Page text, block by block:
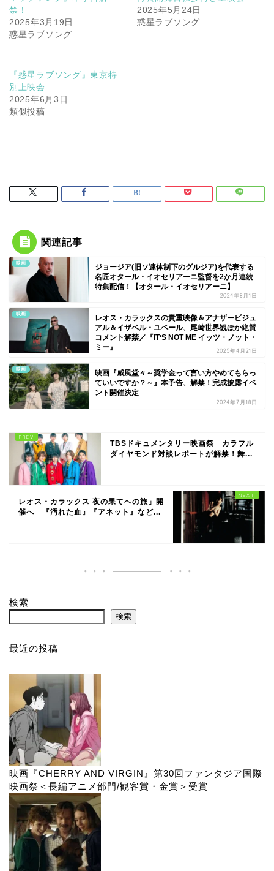
禁！
2025年3月19日
惑星ラブソング
2025年5月24日
惑星ラブソング
『惑星ラブソング』東京特
別上映会
2025年6月3日
類似投稿
関連記事
映画
ジョージア(旧ソ連体制下のグルジア)を代表する
名匠オタール・イオセリアーニ監督を2か月連続
特集配信！【オタール・イオセリアーニ】
2024年8月1日
映画
レオス・カラックスの貴重映像＆アナザービジュ
アル＆イザベル・ユペール、尾崎世界観ほか絶賛
コメント解禁／『ITʻS NOT ME イッツ・ノット・
ミー』
2025年4月21日
映画
映画『威風堂々～奨学金って言い方やめてもらっ
ていいですか？～』本予告、解禁！完成披露イベ
ント開催決定
2024年7月18日
TBSドキュメンタリー映画祭 カラフル
ダイヤモンド対談レポートが解禁！舞...
レオス・カラックス 夜の果てへの旅」開
催へ 『汚れた血』『アネット』など...
検索
検索
最近の投稿
映画『CHERRY AND VIRGIN』第30回ファンタジア国際
映画祭＜長編アニメ部門/観客賞・金賞＞受賞